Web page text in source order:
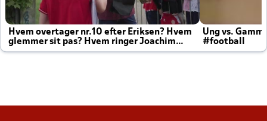
Hvem overtager nr.10 efter Eriksen? Hvem
glemmer sit pas? Hvem ringer Joachim
altid til efter kampe?
Ung vs.
#football